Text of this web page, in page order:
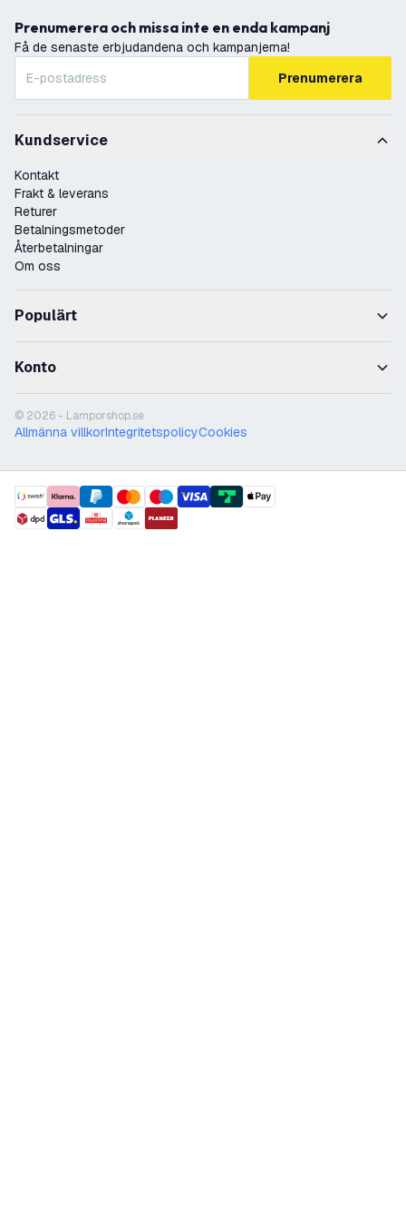
Prenumerera och missa inte en enda kampanj
Få de senaste erbjudandena och kampanjerna!
Prenumerera
Kundservice
Kontakt
Frakt & leverans
Returer
Betalningsmetoder
Återbetalningar
Om oss
Populärt
Konto
© 2026 - Lamporshop.se
Allmänna villkorIntegritetspolicyCookies
payment methods
shipment methods